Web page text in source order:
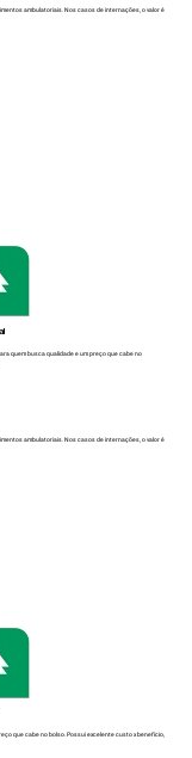
ambulatoriais. Nos casos de internações, o valor é
quem busca qualidade e um preço que cabe no
ambulatoriais. Nos casos de internações, o valor é
que cabe no bolso. Possui excelente custo x benefício,